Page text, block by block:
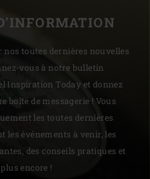
nos toutes dernières nouvelles
vous à notre bulletin
Inspiration Today et donnez
boîte de messagerie ! Vous
les toutes dernières
les événements à venir, les
des conseils pratiques et
encore !